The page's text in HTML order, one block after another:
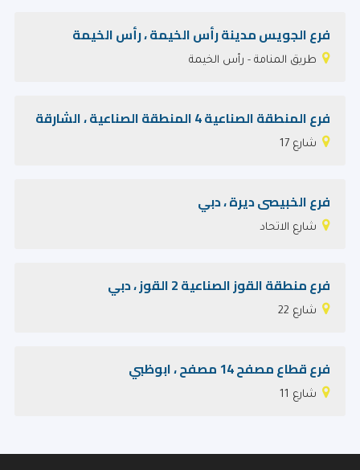
فرع الجويس مدينة رأس الخيمة ، رأس الخيمة
طريق المنامة - رأس الخيمة
فرع المنطقة الصناعية 4 المنطقة الصناعية ، الشارقة
شارع 17
فرع الخبيصى ديرة ، دبي
شارع الاتحاد
فرع منطقة القوز الصناعية 2 القوز ، دبي
شارع 22
فرع قطاع مصفح 14 مصفح ، ابوظبي
شارع 11